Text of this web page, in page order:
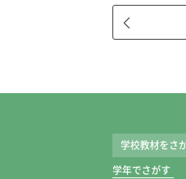
学校教材をさ
学年でさがす